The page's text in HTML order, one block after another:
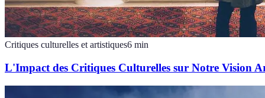
Critiques culturelles et artistiques6 min
L'Impact des Critiques Culturelles sur Notre Vision